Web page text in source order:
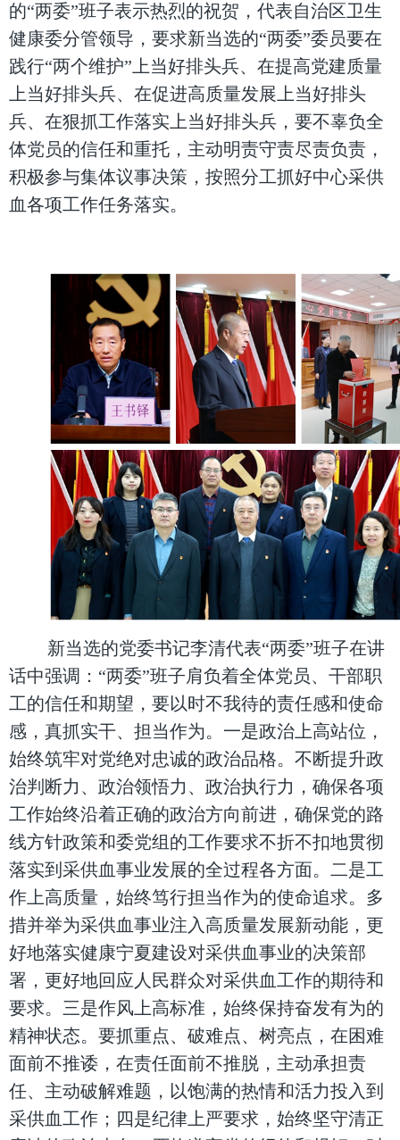
的“两委”班子表示热烈的祝贺，代表自治区卫生
健康委分管领导，要求新当选的“两委”委员要在
践行“两个维护”上当好排头兵、在提高党建质量
上当好排头兵、在促进高质量发展上当好排头
兵、在狠抓工作落实上当好排头兵，要不辜负全
体党员的信任和重托，主动明责守责尽责负责，
积极参与集体议事决策，按照分工抓好中心采供
血各项工作任务落实。
新当选的党委书记李清代表“两委”班子在讲
话中强调：“两委”班子肩负着全体党员、干部职
工的信任和期望，要以时不我待的责任感和使命
感，真抓实干、担当作为。一是政治上高站位，
始终筑牢对党绝对忠诚的政治品格。不断提升政
治判断力、政治领悟力、政治执行力，确保各项
工作始终沿着正确的政治方向前进，确保党的路
线方针政策和委党组的工作要求不折不扣地贯彻
落实到采供血事业发展的全过程各方面。二是工
作上高质量，始终笃行担当作为的使命追求。多
措并举为采供血事业注入高质量发展新动能，更
好地落实健康宁夏建设对采供血事业的决策部
署，更好地回应人民群众对采供血工作的期待和
要求。三是作风上高标准，始终保持奋发有为的
精神状态。要抓重点、破难点、树亮点，在困难
面前不推诿，在责任面前不推脱，主动承担责
任、主动破解难题，以饱满的热情和活力投入到
采供血工作；四是纪律上严要求，始终坚守清正